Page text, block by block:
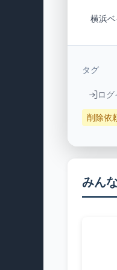
横浜ベ
タグ
ロ
削除依
みん